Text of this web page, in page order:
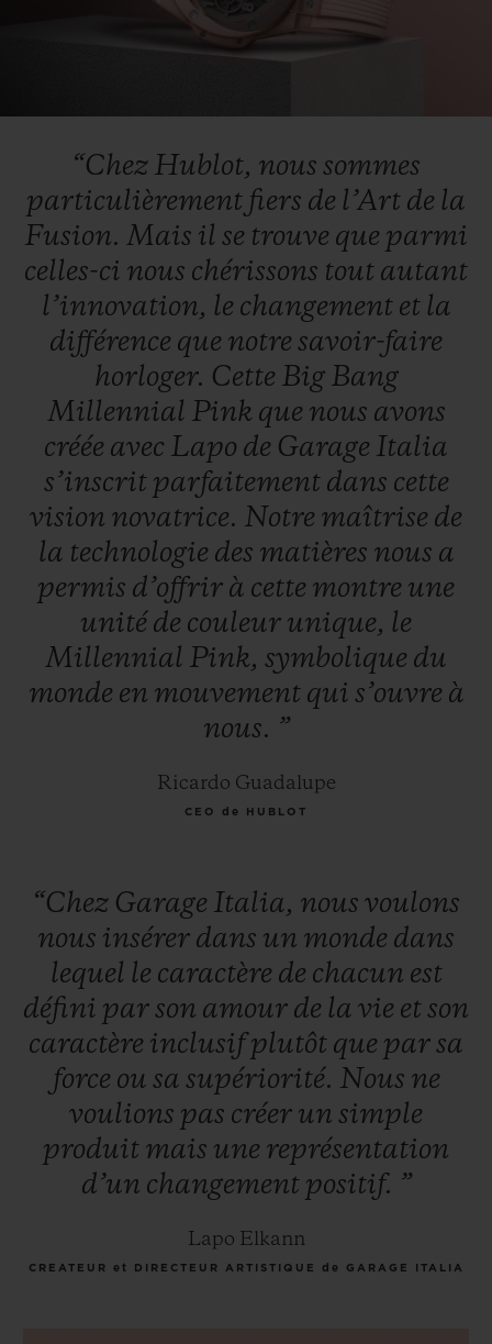
Play
“Chez Hublot, nous sommes
particulièrement fiers de l’Art de la
Fusion. Mais il se trouve que parmi
celles-ci nous chérissons tout autant
l’innovation, le changement et la
différence que notre savoir-faire
horloger. Cette Big Bang
Millennial Pink que nous avons
créée avec Lapo de Garage Italia
s’inscrit parfaitement dans cette
vision novatrice. Notre maîtrise de
la technologie des matières nous a
permis d’offrir à cette montre une
unité de couleur unique, le
Millennial Pink, symbolique du
monde en mouvement qui s’ouvre à
nous. ”
Ricardo Guadalupe
CEO de HUBLOT
“Chez Garage Italia, nous voulons
nous insérer dans un monde dans
lequel le caractère de chacun est
défini parson amour de la vie etson
caractère inclusifplutôt que parsa
force ou sa supériorité. Nous ne
voulions pas créer un simple
produit mais une représentation
d’un changement positif. ”
Lapo Elkann
CREATEUR et DIRECTEUR ARTISTIQUE de GARAGE ITALIA